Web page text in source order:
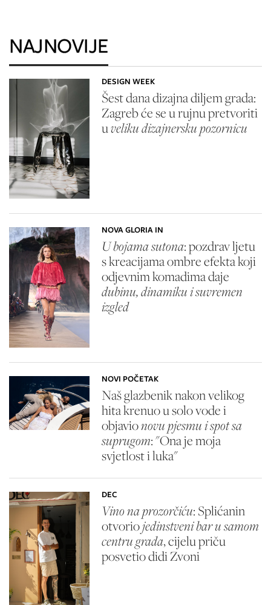
NAJNOVIJE
DESIGN WEEK
Šest dana dizajna diljem grada:
Zagreb će se u rujnu pretvoriti
uveliku dizajnersku pozornicu
NOVA GLORIA IN
U bojama sutona: pozdrav ljetu
s kreacijama ombre efekta koji
odjevnim komadima daje
dubinu, dinamiku i suvremen
izgled
NOVI POČETAK
Naš glazbenik nakon velikog
hita krenuo u solo vode i
objavionovu pjesmu i spot sa
suprugom: "Ona je moja
svjetlost i luka"
DEC
Vino na prozorčiću: Splićanin
otvoriojedinstveni bar u samom
centru grada, cijelu priču
posvetio didi Zvoni